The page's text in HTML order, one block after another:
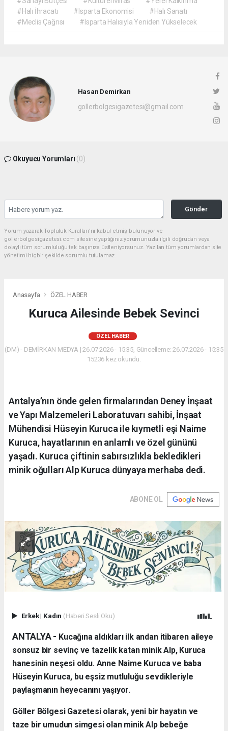
#Halı İhracatı
#Isparta Ekonomisi
#Halı Sanatı
#Meclis Çağrısı
#Isparta Halısıyla Yeniden Yükselecek
Hasan Demirkan
gollerbolgesigazetesi@gmail.com
Okuyucu Yorumları (0)
Gönder
Yorum yazarak Topluluk Kuralları’nı kabul etmiş bulunuyor ve
gollerbolgesigazetesi.com sitesine yaptığınız yorumunuzla ilgili doğrudan veya
dolaylı tüm sorumluluğu tek başınıza üstleniyorsunuz. Yazılan tüm yorumlardan site
yönetimi hiçbir şekilde sorumlu tutulamaz.
Anasayfa ÖZEL HABER
Kuruca Ailesinde Bebek Sevinci
ÖZEL HABER
(DM) - DEMİRKAN MEDYA | 26.07.2026 - 15:35, Güncelleme: 26.07.2026 - 15:35
15236 kez okundu.
Antalya’nın önde gelen firmalarından Deney İnşaat
ve Yapı Malzemeleri Laboratuvarı sahibi, İnşaat
Mühendisi Hüseyin Kuruca ile kıymetli eşi Naime
Kuruca, hayatlarının en anlamlı ve özel gününü
yaşadı. Kuruca çiftinin sabırsızlıkla bekledikleri
minik oğulları Alp Kuruca dünyaya merhaba dedi.
ABONE OL
Erkek| Kadın (Haberi Sesli Oku)
ANTALYA - ​ Kucağına aldıkları ilk andan itibaren aileye
sonsuz bir sevinç ve tazelik katan minik Alp, Kuruca
hanesinin neşesi oldu. Anne Naime Kuruca ve baba
Hüseyin Kuruca, bu eşsiz mutluluğu sevdikleriyle
paylaşmanın heyecanını yaşıyor.
​Göller Bölgesi Gazetesi olarak, yeni bir hayatın ve
taze bir umudun simgesi olan minik Alp bebeğe